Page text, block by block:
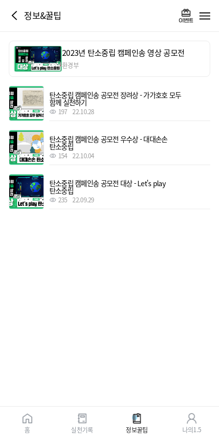
정보&꿀팁
2023년 탄소중립 캠페인송 영상 공모전
환경부
탄소중립 캠페인송 공모전 장려상 - 가가호호 모두
함께 실천하기
197 22.10.28
탄소중립 캠페인송 공모전 우수상 - 대대손손
탄소중립
154 22.10.04
탄소중립 캠페인송 공모전 대상 - Let's play
탄소중립
235 22.09.29
홈 실천기록 정보꿀팁 나의1.5